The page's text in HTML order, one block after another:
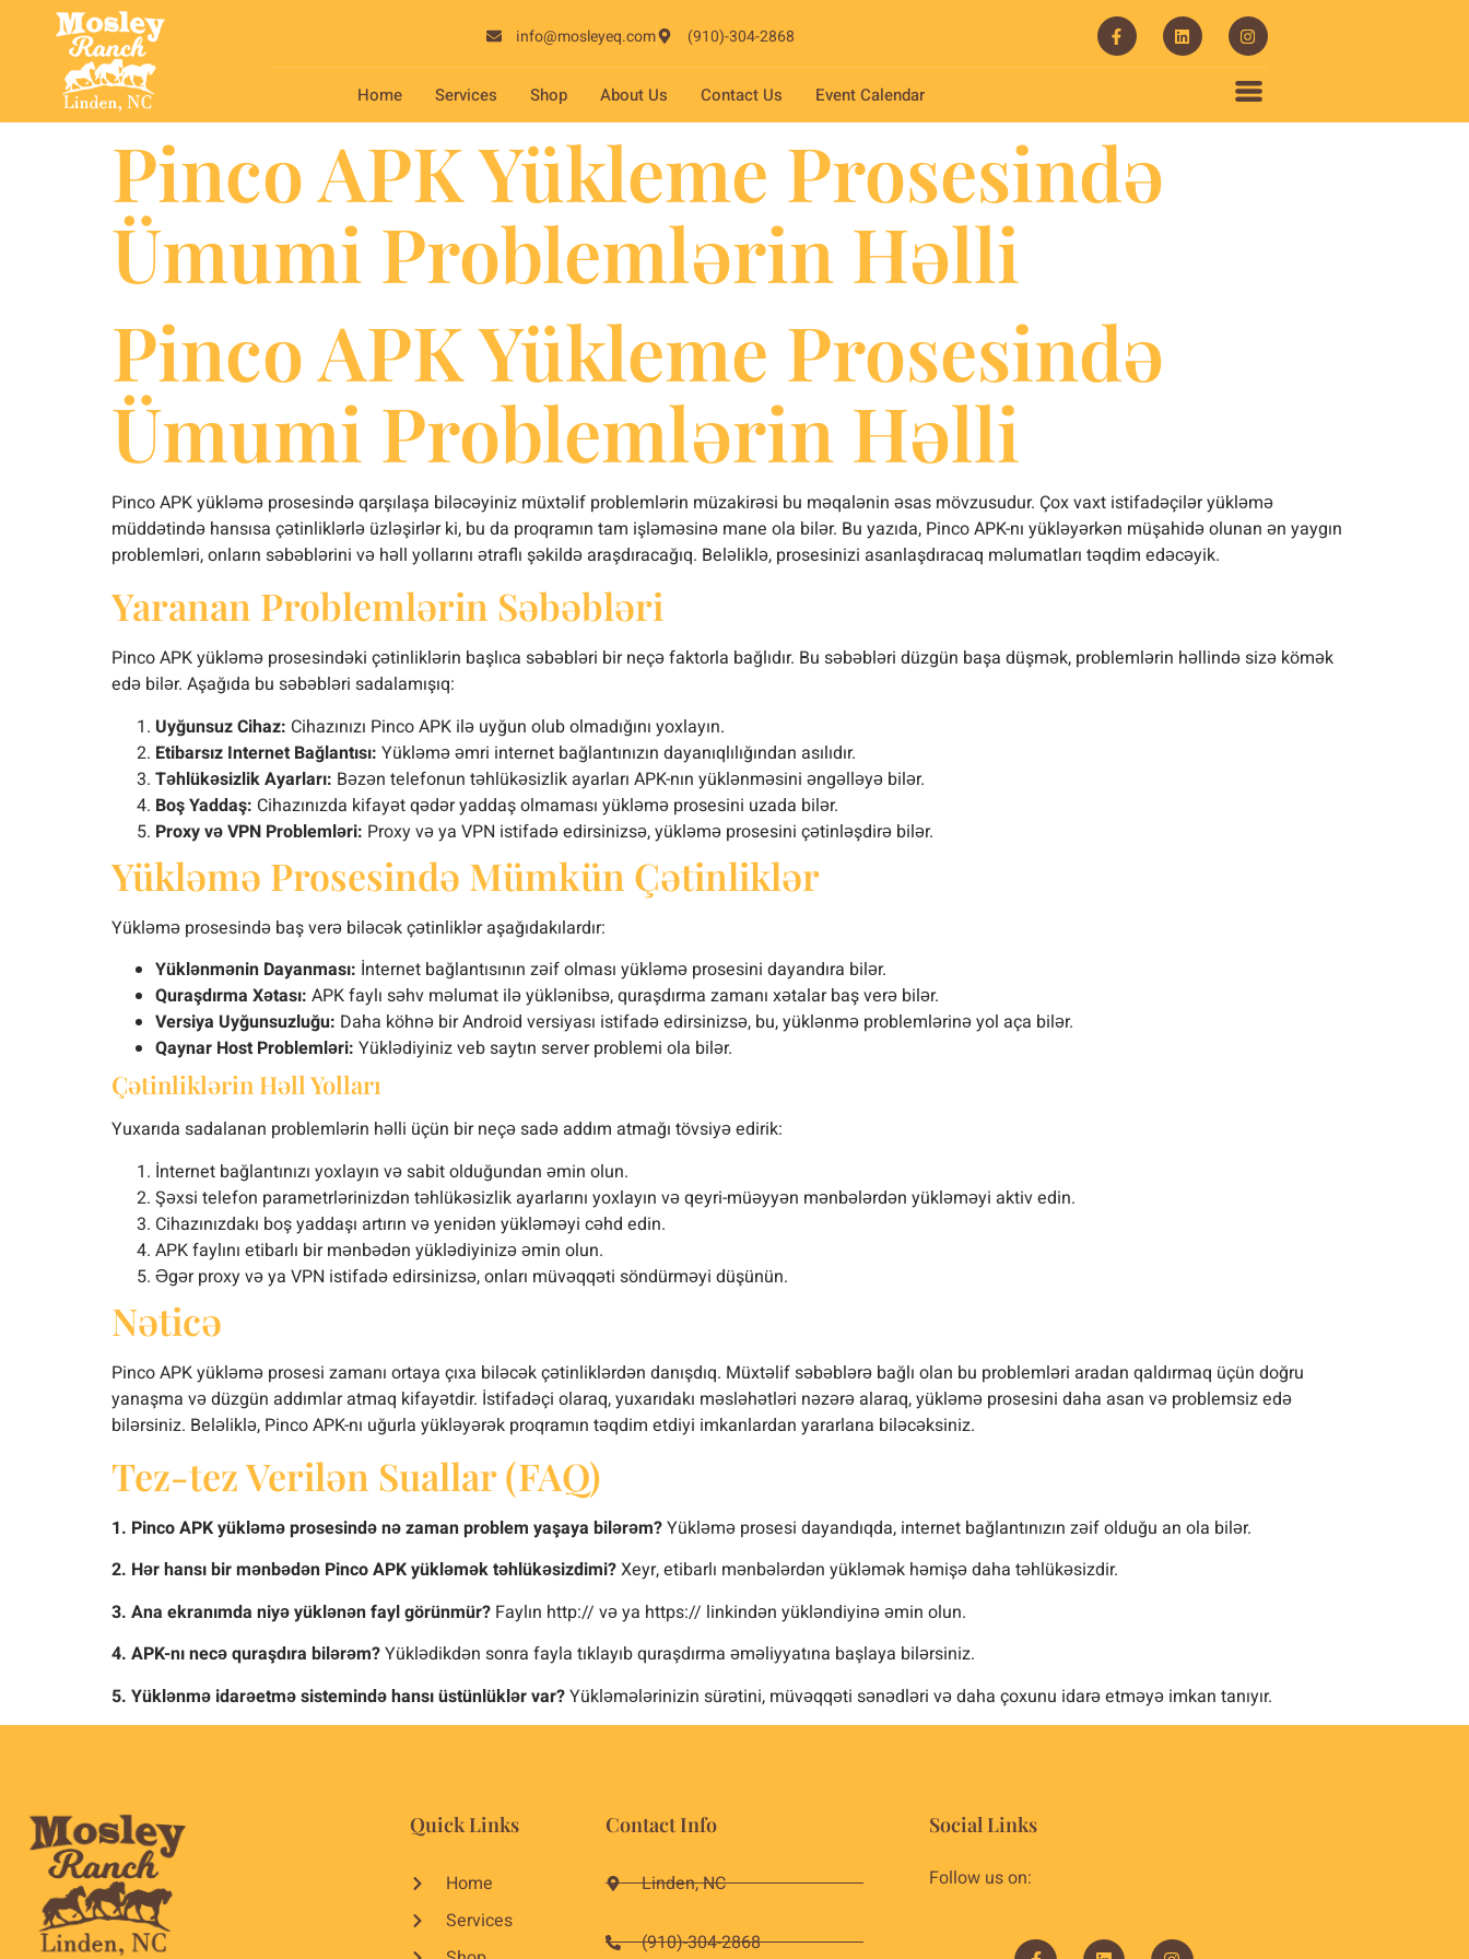
info@mosleyeq.com (910)-304-2868
Home Services Shop About Us Contact Us Event Calendar
Pinco APK Yükleme Prosesində
Ümumi Problemlərin Həlli
Pinco APK Yükleme Prosesində
Ümumi Problemlərin Həlli
Pinco APK yükləmə prosesində qarşılaşa biləcəyiniz müxtəlif problemlərin müzakirəsi bu məqalənin əsas mövzusudur. Çox vaxt istifadəçilər yükləmə
müddətində hansısa çətinliklərlə üzləşirlər ki, bu da proqramın tam işləməsinə mane ola bilər. Bu yazıda, Pinco APK-nı yükləyərkən müşahidə olunan ən yaygın
problemləri, onların səbəblərini və həll yollarını ətraflı şəkildə araşdıracağıq. Beləliklə, prosesinizi asanlaşdıracaq məlumatları təqdim edəcəyik.
Yaranan Problemlərin Səbəbləri
Pinco APK yükləmə prosesindəki çətinliklərin başlıca səbəbləri bir neçə faktorla bağlıdır. Bu səbəbləri düzgün başa düşmək, problemlərin həllində sizə kömək
edə bilər. Aşağıda bu səbəbləri sadalamışıq:
Uyğunsuz Cihaz: Cihazınızı Pinco APK ilə uyğun olub olmadığını yoxlayın.
Etibarsız Internet Bağlantısı: Yükləmə əmri internet bağlantınızın dayanıqlılığından asılıdır.
Təhlükəsizlik Ayarları: Bəzən telefonun təhlükəsizlik ayarları APK-nın yüklənməsini əngəlləyə bilər.
Boş Yaddaş: Cihazınızda kifayət qədər yaddaş olmaması yükləmə prosesini uzada bilər.
Proxy və VPN Problemləri: Proxy və ya VPN istifadə edirsinizsə, yükləmə prosesini çətinləşdirə bilər.
Yükləmə Prosesində Mümkün Çətinliklər
Yükləmə prosesində baş verə biləcək çətinliklər aşağıdakılardır:
Yüklənmənin Dayanması: İnternet bağlantısının zəif olması yükləmə prosesini dayandıra bilər.
Quraşdırma Xətası: APK faylı səhv məlumat ilə yüklənibsə, quraşdırma zamanı xətalar baş verə bilər.
Versiya Uyğunsuzluğu: Daha köhnə bir Android versiyası istifadə edirsinizsə, bu, yüklənmə problemlərinə yol aça bilər.
Qaynar Host Problemləri: Yüklədiyiniz veb saytın server problemi ola bilər.
Çətinliklərin Həll Yolları
Yuxarıda sadalanan problemlərin həlli üçün bir neçə sadə addım atmağı tövsiyə edirik:
İnternet bağlantınızı yoxlayın və sabit olduğundan əmin olun.
Şəxsi telefon parametrlərinizdən təhlükəsizlik ayarlarını yoxlayın və qeyri-müəyyən mənbələrdən yükləməyi aktiv edin.
Cihazınızdakı boş yaddaşı artırın və yenidən yükləməyi cəhd edin.
APK faylını etibarlı bir mənbədən yüklədiyinizə əmin olun.
Əgər proxy və ya VPN istifadə edirsinizsə, onları müvəqqəti söndürməyi düşünün.
Nəticə
Pinco APK yükləmə prosesi zamanı ortaya çıxa biləcək çətinliklərdən danışdıq. Müxtəlif səbəblərə bağlı olan bu problemləri aradan qaldırmaq üçün doğru
yanaşma və düzgün addımlar atmaq kifayətdir. İstifadəçi olaraq, yuxarıdakı məsləhətləri nəzərə alaraq, yükləmə prosesini daha asan və problemsiz edə
bilərsiniz. Beləliklə, Pinco APK-nı uğurla yükləyərək proqramın təqdim etdiyi imkanlardan yararlana biləcəksiniz.
Tez-tez Verilən Suallar (FAQ)
1. Pinco APK yükləmə prosesində nə zaman problem yaşaya bilərəm?Yükləmə prosesi dayandıqda, internet bağlantınızın zəif olduğu an ola bilər.
2. Hər hansı bir mənbədən Pinco APK yükləmək təhlükəsizdimi?Xeyr, etibarlı mənbələrdən yükləmək həmişə daha təhlükəsizdir.
3. Ana ekranımda niyə yüklənən fayl görünmür? Faylın http:// və ya https:// linkindən yükləndiyinə əmin olun.
4. APK-nı necə quraşdıra bilərəm?Yüklədikdən sonra fayla tıklayıb quraşdırma əməliyyatına başlaya bilərsiniz.
5. Yüklənmə idarəetmə sistemində hansı üstünlüklər var?Yükləmələrinizin sürətini, müvəqqəti sənədləri və daha çoxunu idarə etməyə imkan tanıyır.
Quick Links
Home
Services
Contact Info
Linden, NC
(910)-304-2868
Social Links
Follow us on: